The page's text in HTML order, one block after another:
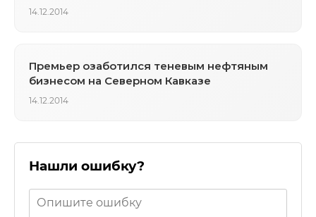
14.12.2014
Премьер озаботился теневым нефтяным
бизнесом на Северном Кавказе
14.12.2014
Нашли ошибку?